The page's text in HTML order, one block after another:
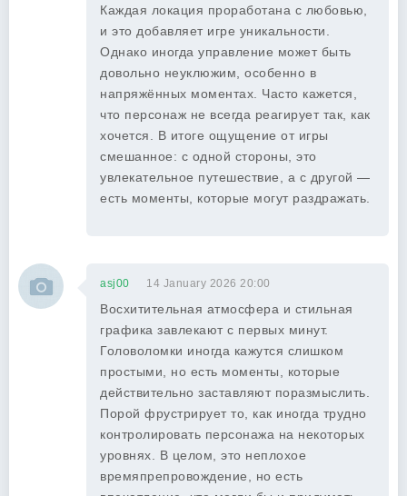
Каждая локация проработана с любовью,
и это добавляет игре уникальности.
Однако иногда управление может быть
довольно неуклюжим, особенно в
напряжённых моментах. Часто кажется,
что персонаж не всегда реагирует так, как
хочется. В итоге ощущение от игры
смешанное: с одной стороны, это
увлекательное путешествие, а с другой —
есть моменты, которые могут раздражать.
asj00 14 January 2026 20:00
Восхитительная атмосфера и стильная
графика завлекают с первых минут.
Головоломки иногда кажутся слишком
простыми, но есть моменты, которые
действительно заставляют поразмыслить.
Порой фрустрирует то, как иногда трудно
контролировать персонажа на некоторых
уровнях. В целом, это неплохое
времяпрепровождение, но есть